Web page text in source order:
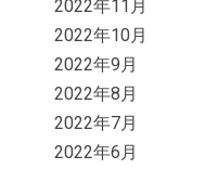
2022年11月
2022年10月
2022年9月
2022年8月
2022年7月
2022年6月